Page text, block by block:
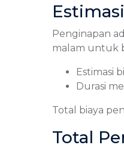
Penginapan
malam untuk
Estimasi
Durasi
Total biaya
Total